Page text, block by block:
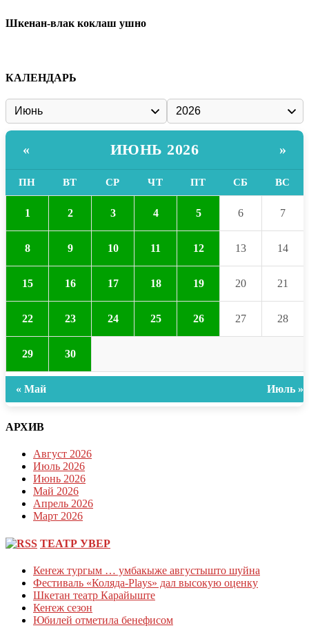
Шкенан-влак коклаш ушно
КАЛЕНДАРЬ
« ИЮНЬ 2026 »
ПН ВТ СР ЧТ ПТ СБ ВС
1 2 3 4 5 6 7
8 9 10 11 12 13 14
15 16 17 18 19 20 21
22 23 24 25 26 27 28
29 30
« Май Июль »
АРХИВ
Август 2026
Июль 2026
Июнь 2026
Май 2026
Апрель 2026
Март 2026
ТЕАТР УВЕР
Кеҥеж тургым … умбакыже августышто шуйна
Фестиваль «Коляда-Plays» дал высокую оценку
Шкетан театр Карайыште
Кеҥеж сезон
Юбилей отметила бенефисом